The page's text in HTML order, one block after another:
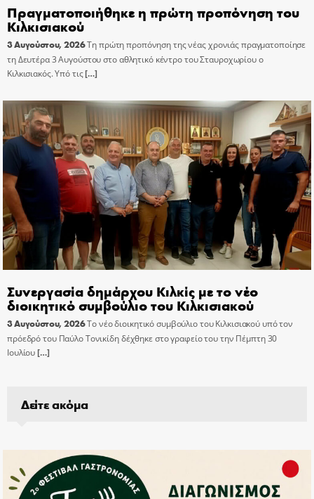
Πραγματοποιήθηκε η πρώτη προπόνηση του
Κιλκισιακού
3 Αυγούστου, 2026Τη πρώτη προπόνηση της νέας χρονιάς πραγματοποίησε
τη Δευτέρα 3 Αυγούστου στο αθλητικό κέντρο του Σταυροχωρίου ο
Κιλκισιακός. Υπό τις[…]
Συνεργασία δημάρχου Κιλκίς με το νέο
διοικητικό συμβούλιο του Κιλκισιακού
3 Αυγούστου, 2026Το νέο διοικητικό συμβούλιο του Κιλκισιακού υπό τον
πρόεδρό του Παύλο Τονικίδη δέχθηκε στο γραφείο του την Πέμπτη 30
Ιουλίου[…]
Δείτε ακόμα